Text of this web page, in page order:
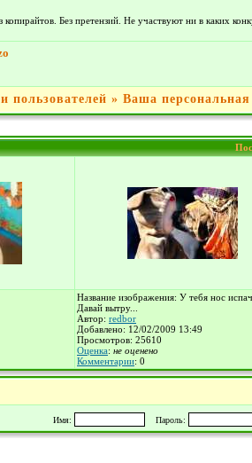
копирайтов. Без претензий. Не участвуют ни в каких
пользователей » Ваша персональная
Название изображения: У тебя нос
Давай вытру...
Автор: redbor
Добавлено: 12/02/2009 13:49
Просмотров: 25610
Оценка: не оценено
Комментарии: 0
Имя: Пароль: